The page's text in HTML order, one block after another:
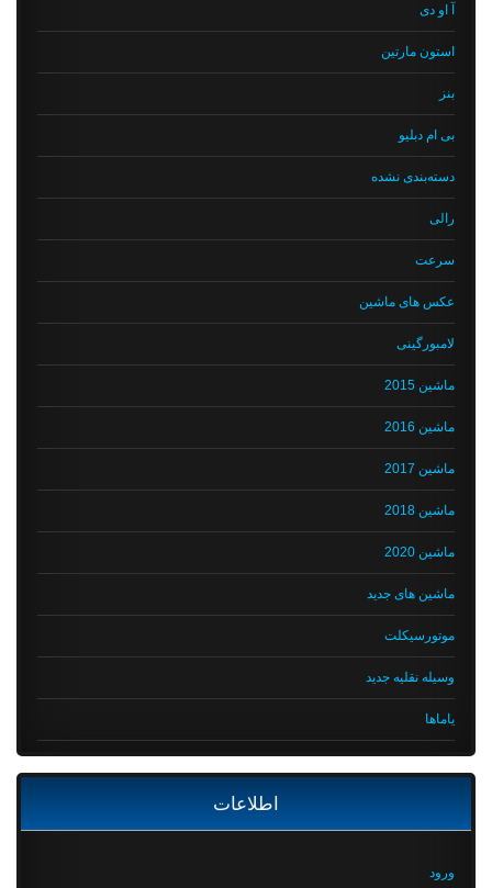
آ او دی
استون مارتین
بی ام دبلیو
دسته‌بندی نشده
رالی
سرعت
عکس های ماشین
لامبورگینی
ماشین 2015
ماشین 2016
ماشین 2017
ماشین 2018
ماشین 2020
ماشین های جدید
موتورسیکلت
وسیله نقلیه جدید
یاماها
اطلاعات
ورود